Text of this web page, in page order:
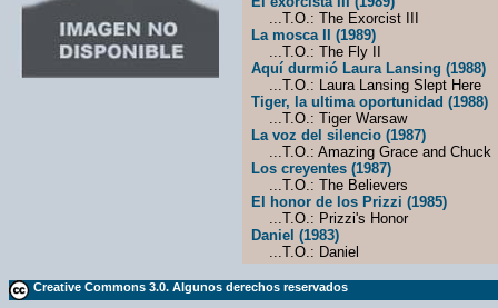
...T.O.: The Exorcist III
La mosca II (1989)
...T.O.: The Fly II
Aquí durmió Laura Lansing (1988)
...T.O.: Laura Lansing Slept Here
Tiger, la ultima oportunidad (1988)
...T.O.: Tiger Warsaw
La voz del silencio (1987)
...T.O.: Amazing Grace and Chuck
Los creyentes (1987)
...T.O.: The Believers
El honor de los Prizzi (1985)
...T.O.: Prizzi's Honor
Daniel (1983)
...T.O.: Daniel
Creative Commons 3.0. Algunos derechos reservados